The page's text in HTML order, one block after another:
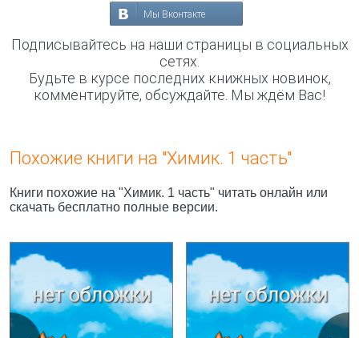
Мы Вконтакте
Подписывайтесь на наши страницы в социальных
сетях.
Будьте в курсе последних книжных новинок,
комментируйте, обсуждайте. Мы ждём Вас!
Похожие книги на "Химик. 1 часть"
Книги похожие на "Химик. 1 часть" читать онлайн или
скачать бесплатно полные версии.